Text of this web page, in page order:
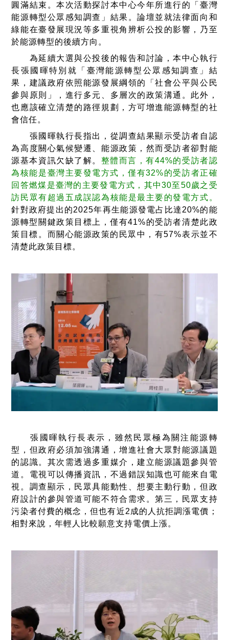
圓滿結束。本次活動探討本中心今年所進行的「臺灣
能源轉型公眾感知調查」結果。論壇並就法律面向和
綠能在臺發展現況等多重視角辨析公投的影響，乃至
於能源轉型的後續方向。
為延續大選與公投後的報告和討論，本中心執行
長張國暉特別就「臺灣能源轉型公眾感知調查」結
果，建議政府依照能源發展綱領的「社會公平與公民
參與原則」，進行多元、多層次的政策溝通。此外，
也應該確立清楚的路徑規劃，方可增進能源轉型的社
會信任。
張國暉執行長指出，從調查結果顯示受訪者自認
為高度關心氣候變遷、能源政策，然而受訪者卻對能
源基本資訊欠缺了解。 整體而言，有44%的受訪者認
為核能是臺灣主要發電方式，僅有32%的受訪者正確
回答燃煤是臺灣的主要發電方式，其中30至50歲之受
訪民眾有超過五成誤認為核能是最主要的發電方式。
針對政府提出的2025年再生能源發電占比達20%的能
源轉型關鍵政策目標上，僅有41%的受訪者清楚此政
策目標。而關心能源政策的民眾中，有57%表示並不
清楚此政策目標。
張國暉執行長表示，雖然民眾極為關注能源轉
型，但政府必須加強溝通，增進社會大眾對能源議題
的認識。其次需透過多重媒介，建立能源議題參與管
道。電視可以傳播資訊，不過錯誤知識也可能來自電
視。調查顯示，民眾具能動性、想要主動行動，但政
府設計的參與管道可能不符合需求。第三，民眾支持
污染者付費的概念，但也有近2成的人抗拒調漲電價；
相對來說，年輕人比較願意支持電價上漲。